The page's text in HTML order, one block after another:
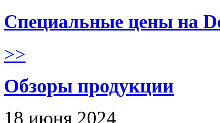
Специальные цены на
>>
Обзоры продукции
18 июня 2024